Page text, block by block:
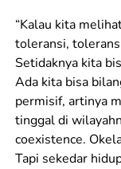
“Kalau kita
toleransi,
Setidaknya kita
Ada kita bisa
permisif, artinya
tinggal di
coexistence.
Tapi sekedar